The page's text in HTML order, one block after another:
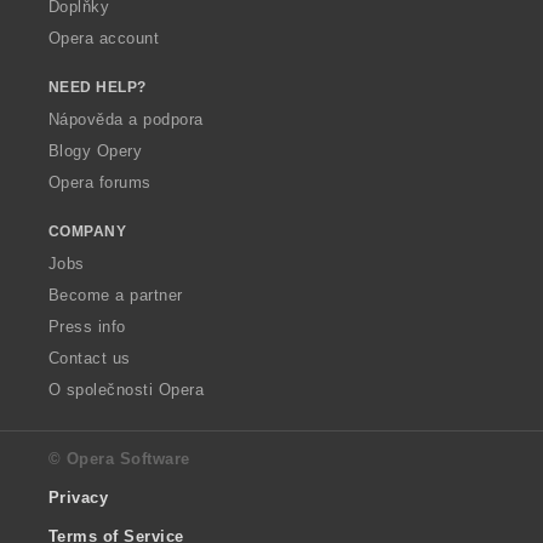
Doplňky
Opera account
NEED HELP?
Nápověda a podpora
Blogy Opery
Opera forums
COMPANY
Jobs
Become a partner
Press info
Contact us
O společnosti Opera
© Opera Software
Privacy
Terms of Service